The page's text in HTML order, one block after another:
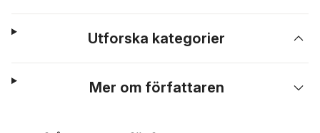
Utforska kategorier
Mer om författaren